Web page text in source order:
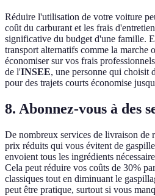
Réduire l'utilisation de votre voiture
coût du carburant et les frais
significative du budget d'une famille.
transport alternatifs comme la marche
économiser sur vos frais
de l'INSEE, une personne qui choisit
pour des trajets courts économise
8. Abonnez-vous à des
De nombreux services de livraison de
prix réduits qui vous évitent de
envoient tous les ingrédients
Cela peut réduire vos coûts de 30%
classiques tout en diminuant le
peut être pratique, surtout si vous